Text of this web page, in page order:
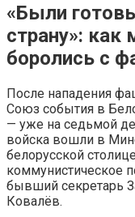
«Были
страну»: как
боролись с
После нападения
Союз события в
— уже на седьмой
войска вошли в
белорусской
коммунистическое
бывший секретарь
Ковалёв.